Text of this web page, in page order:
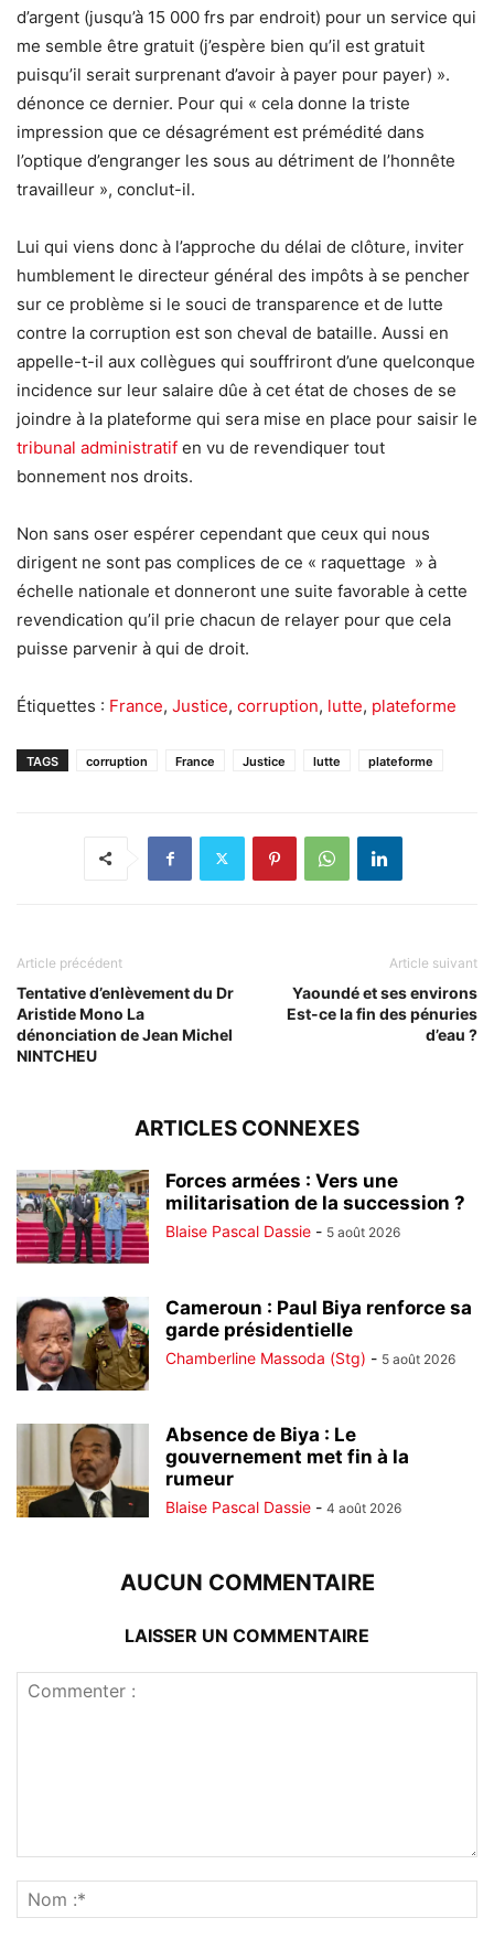
d’argent (jusqu’à 15 000 frs par endroit) pour un service qui
me semble être gratuit (j’espère bien qu’il est gratuit
puisqu’il serait surprenant d’avoir à payer pour payer) ».
dénonce ce dernier. Pour qui « cela donne la triste
impression que ce désagrément est prémédité dans
l’optique d’engranger les sous au détriment de l’honnête
travailleur », conclut-il.
Lui qui viens donc à l’approche du délai de clôture, inviter
humblement le directeur général des impôts à se pencher
sur ce problème si le souci de transparence et de lutte
contre la corruption est son cheval de bataille. Aussi en
appelle-t-il aux collègues qui souffriront d’une quelconque
incidence sur leur salaire dûe à cet état de choses de se
joindre à la plateforme qui sera mise en place pour saisir le
tribunal administratif en vu de revendiquer tout
bonnement nos droits.
Non sans oser espérer cependant que ceux qui nous
dirigent ne sont pas complices de ce « raquettage » à
échelle nationale et donneront une suite favorable à cette
revendication qu’il prie chacun de relayer pour que cela
puisse parvenir à qui de droit.
Étiquettes : France, Justice, corruption, lutte, plateforme
TAGS corruption France Justice lutte plateforme
Article précédent
Tentative d’enlèvement du Dr
Aristide Mono La
dénonciation de Jean Michel
NINTCHEU
Article suivant
Yaoundé et ses environs
Est-ce la fin des pénuries
d’eau ?
ARTICLES CONNEXES
Forces armées : Vers une
militarisation de la succession ?
Blaise Pascal Dassie - 5 août 2026
Cameroun : Paul Biya renforce sa
garde présidentielle
Chamberline Massoda (Stg) - 5 août 2026
Absence de Biya : Le
gouvernement met fin à la
rumeur
Blaise Pascal Dassie - 4 août 2026
AUCUN COMMENTAIRE
LAISSER UN COMMENTAIRE